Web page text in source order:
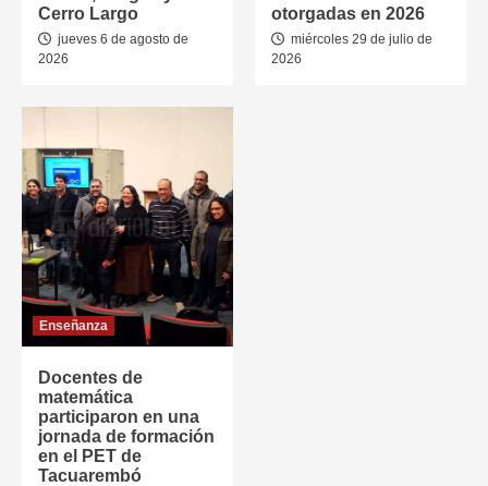
Cerro Largo
jueves 6 de agosto de
2026
otorgadas en 2026
miércoles 29 de julio de
2026
Enseñanza
Docentes de
matemática
participaron en una
jornada de formación
en el PET de
Tacuarembó